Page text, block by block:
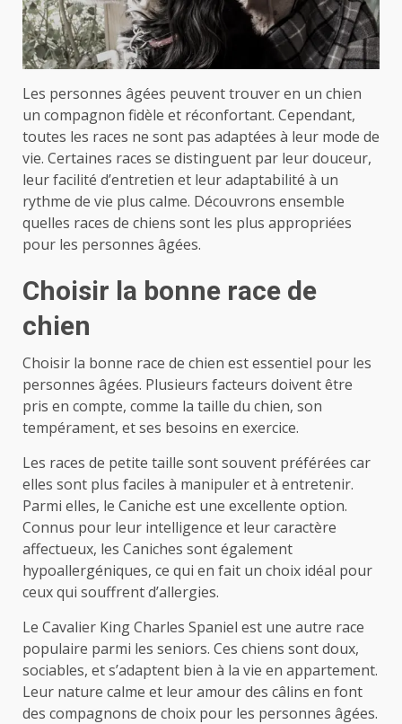
Les personnes âgées peuvent trouver en un chien
un compagnon fidèle et réconfortant. Cependant,
toutes les races ne sont pas adaptées à leur mode de
vie. Certaines races se distinguent par leur douceur,
leur facilité d’entretien et leur adaptabilité à un
rythme de vie plus calme. Découvrons ensemble
quelles races de chiens sont les plus appropriées
pour les personnes âgées.
Choisir la bonne race de
chien
Choisir la bonne race de chien est essentiel pour les
personnes âgées. Plusieurs facteurs doivent être
pris en compte, comme la taille du chien, son
tempérament, et ses besoins en exercice.
Les races de petite taille sont souvent préférées car
elles sont plus faciles à manipuler et à entretenir.
Parmi elles, le Caniche est une excellente option.
Connus pour leur intelligence et leur caractère
affectueux, les Caniches sont également
hypoallergéniques, ce qui en fait un choix idéal pour
ceux qui souffrent d’allergies.
Le Cavalier King Charles Spaniel est une autre race
populaire parmi les seniors. Ces chiens sont doux,
sociables, et s’adaptent bien à la vie en appartement.
Leur nature calme et leur amour des câlins en font
des compagnons de choix pour les personnes âgées.